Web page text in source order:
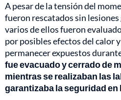
A pesar de la tensión del
fueron rescatados sin lesiones
varios de ellos fueron
por posibles efectos del calor
permanecer expuestos
fue evacuado y cerrado de
mientras se realizaban las
garantizaba la seguridad en